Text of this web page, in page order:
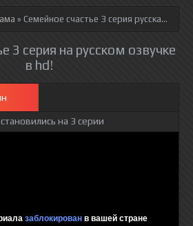
» Семейное счастье 3 серия русская озвучка полностью смотреть онлайн!
3 серия на русском озвучке
в hd!
на 3 серии